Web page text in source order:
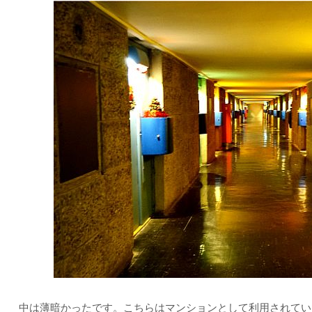
中は薄暗かったです。こちらはマンションとして利用されて